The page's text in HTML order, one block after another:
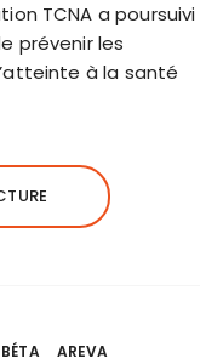
TCNA a poursuivi
prévenir les
à la santé
AREVA